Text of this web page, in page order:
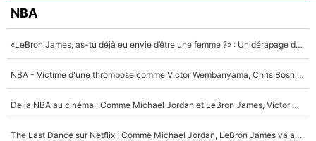
NBA
«LeBron James, as-tu déjà eu envie d’être une femme ?» : Un dérapage de Donald Trump sur la superstar de la NBA refait surface
NBA - Victime d'une thrombose comme Victor Wembanyama, Chris Bosh prévient le Français des risques sur sa santé : «J’ai failli mourir sur le coup et j’ai été ramené à la vie»
De la NBA au cinéma : Comme Michael Jordan et LeBron James, Victor Wembanyama rêve d'une carrière d'acteur !
The Last Dance sur Netflix : Comme Michael Jordan, LeBron James va avoir le droit à sa série !